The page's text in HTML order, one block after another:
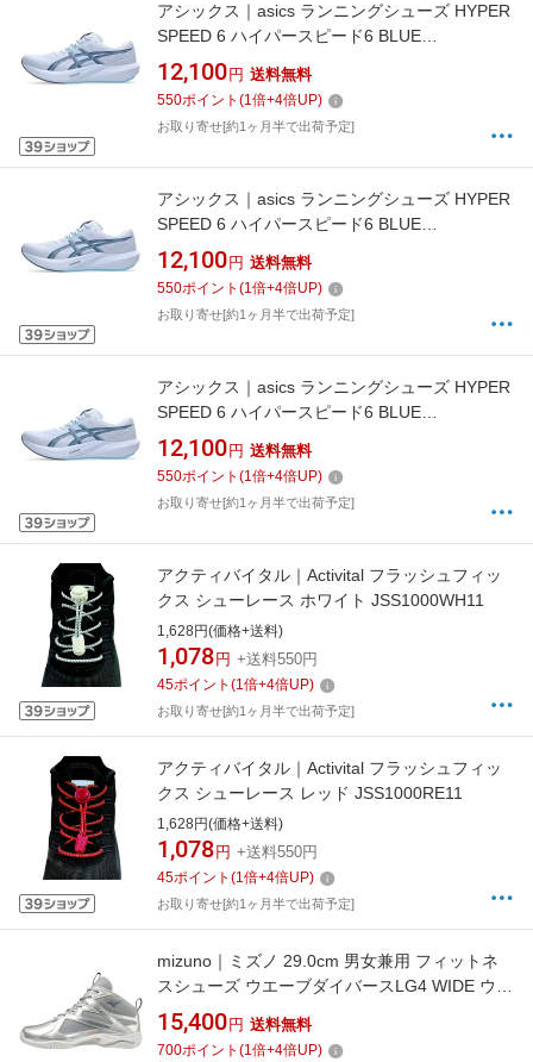
アシックス｜asics ランニングシューズ HYPER
SPEED 6 ハイパースピード6 BLUE
FADE×INDEPENDENCE BLUE 1013A237 [ユニ
セックス /27.5cm /幅:2E]【返品交換不可】
12,100 円 送料無料
550ポイント (1倍+4倍UP)
お取り寄せ[約1ヶ月半で出荷予定]
アシックス｜asics ランニングシューズ HYPER
SPEED 6 ハイパースピード6 BLUE
FADE×INDEPENDENCE BLUE 1013A237 [ユニ
セックス /27.0cm /幅:2E]【返品交換不可】
12,100 円 送料無料
550ポイント (1倍+4倍UP)
お取り寄せ[約1ヶ月半で出荷予定]
アシックス｜asics ランニングシューズ HYPER
SPEED 6 ハイパースピード6 BLUE
FADE×INDEPENDENCE BLUE 1013A237 [ユニ
セックス /26.5cm /幅:2E]【返品交換不可】
12,100 円 送料無料
550ポイント (1倍+4倍UP)
お取り寄せ[約1ヶ月半で出荷予定]
アクティバイタル｜Activital フラッシュフィッ
クス シューレース ホワイト JSS1000WH11
1,628円(価格+送料)
1,078 円 +送料550円
45ポイント (1倍+4倍UP)
お取り寄せ[約1ヶ月半で出荷予定]
アクティバイタル｜Activital フラッシュフィッ
クス シューレース レッド JSS1000RE11
1,628円(価格+送料)
1,078 円 +送料550円
45ポイント (1倍+4倍UP)
お取り寄せ[約1ヶ月半で出荷予定]
mizuno｜ミズノ 29.0cm 男女兼用 フィットネ
スシューズ ウエーブダイバースLG4 WIDE ウィ
ズ：3E相当(グレー×ホワイト) K1GF2272【返
品交換不可】
15,400 円 送料無料
700ポイント (1倍+4倍UP)